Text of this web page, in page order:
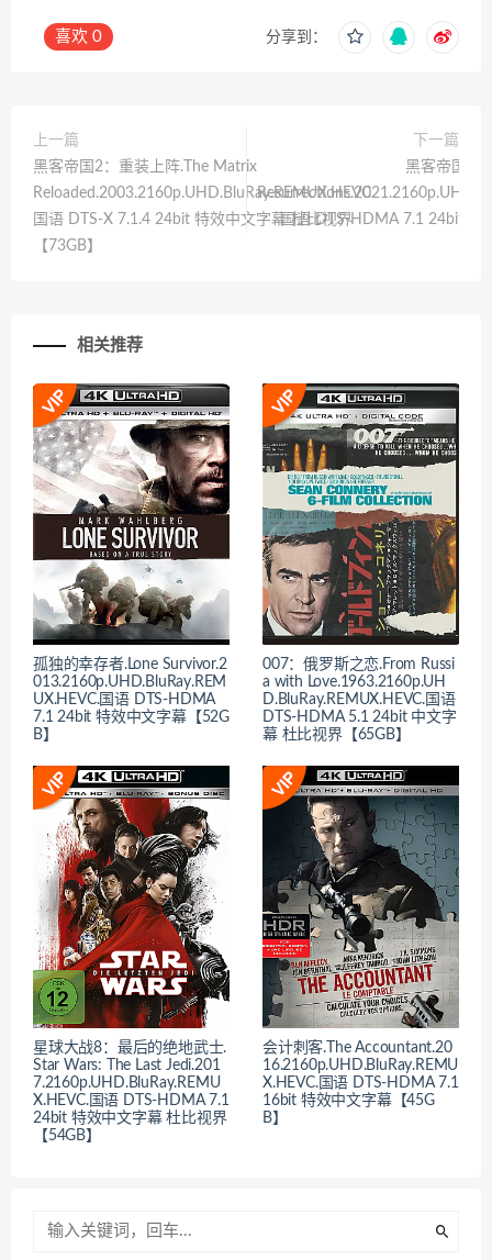
喜欢 0 分享到：
上一篇
黑客帝国2：重装上阵.The Matrix
Reloaded.2003.2160p.UHD.BluRay.REMUX.HEVC.
国语 DTS-X 7.1.4 24bit 特效中文字幕 杜比视界
【73GB】
下一篇
黑客帝国4
国语 DTS-HDMA 7.1 24bit 特
相关推荐
孤独的幸存者.Lone Survivor.2
013.2160p.UHD.BluRay.REM
UX.HEVC.国语 DTS-HDMA
7.1 24bit 特效中文字幕【52G
B】
007：俄罗斯之恋.From Russi
a with Love.1963.2160p.UH
D.BluRay.REMUX.HEVC.国语
DTS-HDMA 5.1 24bit 中文字
幕 杜比视界【65GB】
星球大战8：最后的绝地武士.
Star Wars: The Last Jedi.201
7.2160p.UHD.BluRay.REMU
X.HEVC.国语 DTS-HDMA 7.1
24bit 特效中文字幕 杜比视界
【54GB】
会计刺客.The Accountant.20
16.2160p.UHD.BluRay.REMU
X.HEVC.国语 DTS-HDMA 7.1
16bit 特效中文字幕【45G
B】